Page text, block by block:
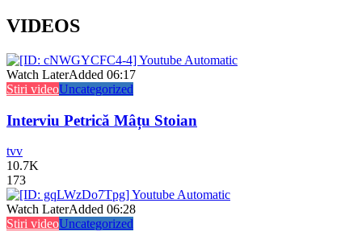
VIDEOS
Watch LaterAdded 06:17
Stiri videoUncategorized
Interviu Petrică Mâțu Stoian
tvv
10.7K
173
Watch LaterAdded 06:28
Stiri videoUncategorized